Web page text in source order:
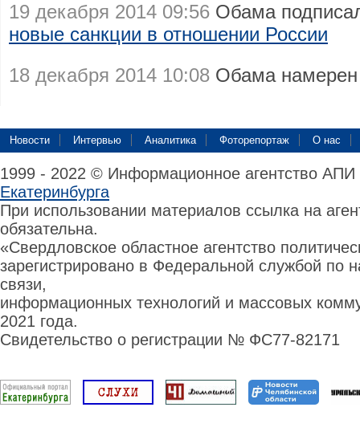
19 декабря 2014 09:56 Обама
новые санкции в отношении России
18 декабря 2014 10:08 Обама
Новости Интервью Аналитика Фоторепортаж О нас
1999 - 2022 © Информационное агентство
Екатеринбурга
При использовании материалов ссылка на
обязательна.
«Свердловское областное агентство
зарегистрировано в Федеральной службой по
связи,
информационных технологий и массовых
2021 года.
Свидетельство о регистрации № ФС77-82171